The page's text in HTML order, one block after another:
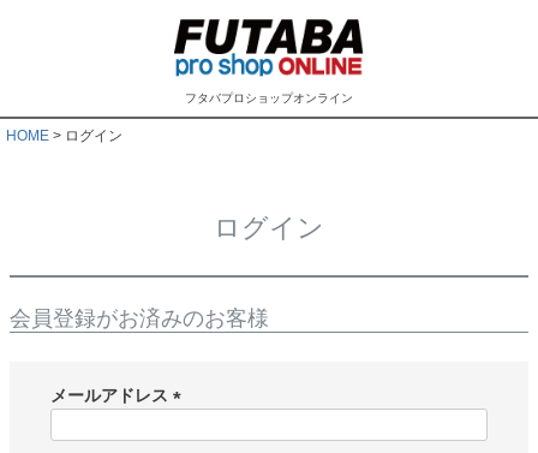
フタバプロショップオンライン
HOME ログイン
ログイン
会員登録がお済みのお客様
メールアドレス